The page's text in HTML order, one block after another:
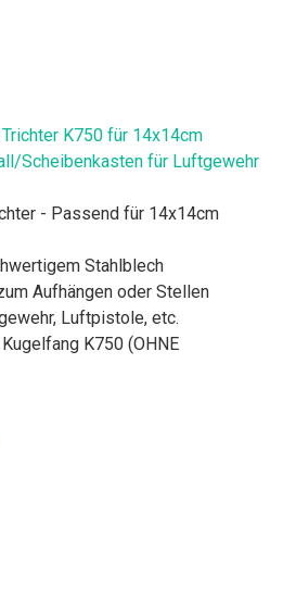
K750 für 14x14cm
Scheibenkasten für Luftgewehr
- Passend für 14x14cm
Stahlblech
Aufhängen oder Stellen
Luftpistole, etc.
K750 (OHNE